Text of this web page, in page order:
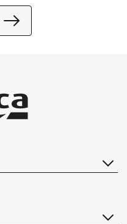
nella rapida
di bloccarsi ed